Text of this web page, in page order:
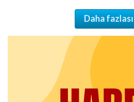
Daha fazlası